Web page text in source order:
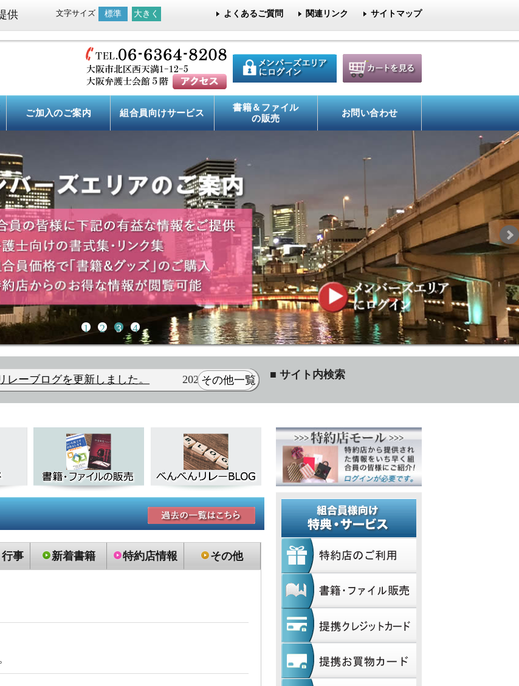
サイトマップ
関連リンク
よくあるご質問
供
文字サイズ 標準 大きく
ご加入のご案内 組合員向けサービス
書籍＆ファイル
の販売
お問い合わせ
1 2 3 4
した。2026/03/05書籍・ファイル販売を再開いたしました。2026/01/27
その他一覧 ■ サイト内検索
事 新着書籍 特約店情報 その他